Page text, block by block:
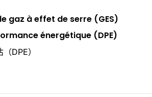
gaz à effet de serre (GES)
énergétique (DPE)
DPE）